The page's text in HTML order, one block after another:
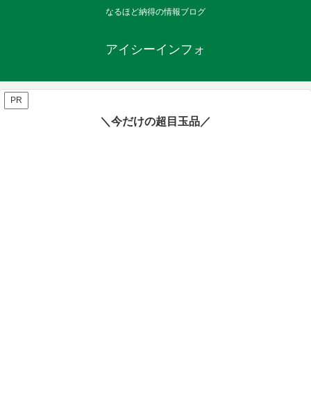
なるほど納得の情報ブログ
アイシーインフォ
PR
＼今だけの超目玉品／